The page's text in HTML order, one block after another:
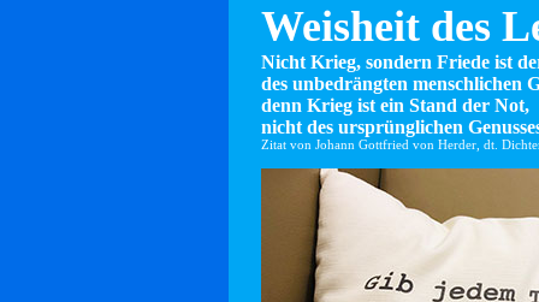
Weisheit des
Nicht Krieg, sondern Friede ist
des unbedrängten menschlichen
denn Krieg ist ein Stand der Not,
nicht des ursprünglichen
Zitat von Johann Gottfried von Herder, dt.